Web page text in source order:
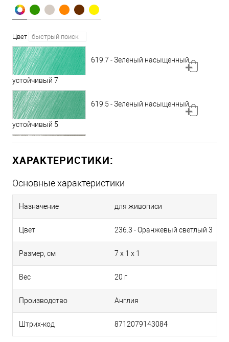
Цвет
619.7 - Зеленый насыщенный
устойчивый 7
619.5 - Зеленый насыщенный
устойчивый 5
727.8 - Серый синеватый 8
234.7 - Сиена натуральная 7
236.3 - Оранжевый светлый 3
ХАРАКТЕРИСТИКИ:
Основные характеристики
Назначение для живописи
Цвет 236.3 - Оранжевый светлый 3
Размер, см 7 x 1 x 1
Вес 20 г
Производство Англия
Штрих-код 8712079143084